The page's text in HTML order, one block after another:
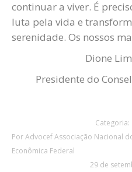
continuar a viver. É
luta pela vida e
serenidade. Os nossos
Dione
Presidente do
Categoria:
PorAdvocef Associação Nacional
Econômica Federal
29 de